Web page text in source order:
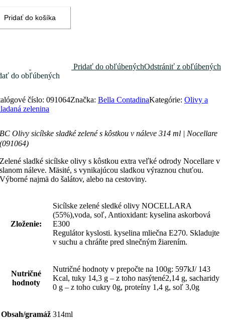
Pridať do košíka
Pridať do obľúbenýchOdstrániť z obľúbených
do obľúbených
číslo: 091064Značka: Bella ContadinaKategórie: Olivy a
zelenina
BC Olivy sicílske sladké zelené s kôstkou v náleve 314 ml | Nocellare
(091064)
Zelené sladké sicílske olivy s kôstkou extra veľké odrody Nocellare v
slanom náleve. Mäsité, s vynikajúcou sladkou výraznou chuťou.
Výborné najmä do šalátov, alebo na cestoviny.
Zloženie:
Sicílske zelené sledké olivy NOCELLARA
(55%),voda, soľ, Antioxidant: kyselina askorbová
E300
Regulátor kyslosti. kyselina mliečna E270. Skladujte
v suchu a chráňte pred slnečným žiarením.
Nutričné
hodnoty
Nutričné hodnoty v prepočte na 100g: 597kJ/ 143
Kcal, tuky 14,3 g – z toho nasýtené2,14 g, sacharidy
0 g – z toho cukry 0g, proteíny 1,4 g, soľ 3,0g
Obsah/gramáž 314ml